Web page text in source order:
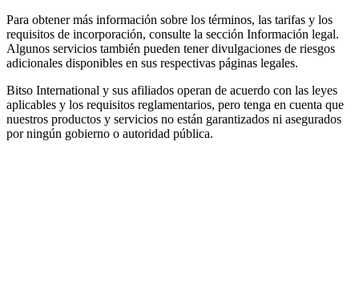
Para obtener más información sobre los términos, las tarifas y los
requisitos de incorporación, consulte la sección Información legal.
Algunos servicios también pueden tener divulgaciones de riesgos
adicionales disponibles en sus respectivas páginas legales.
Bitso International y sus afiliados operan de acuerdo con las leyes
aplicables y los requisitos reglamentarios, pero tenga en cuenta que
nuestros productos y servicios no están garantizados ni asegurados
por ningún gobierno o autoridad pública.